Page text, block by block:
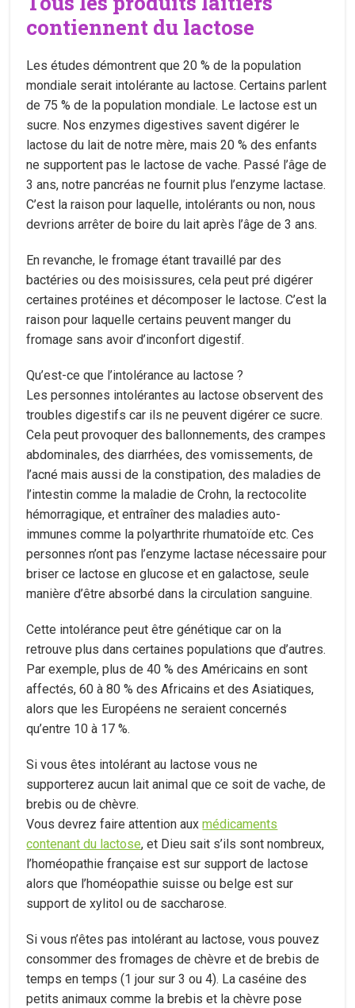
contiennent du lactose
Les études démontrent que 20 % de la population
mondiale serait intolérante au lactose. Certains parlent
de 75 % de la population mondiale. Le lactose est un
sucre. Nos enzymes digestives savent digérer le
lactose du lait de notre mère, mais 20 % des enfants
ne supportent pas le lactose de vache. Passé l’âge de
3 ans, notre pancréas ne fournit plus l’enzyme lactase.
C’est la raison pour laquelle, intolérants ou non, nous
devrions arrêter de boire du lait après l’âge de 3 ans.
En revanche, le fromage étant travaillé par des
bactéries ou des moisissures, cela peut pré digérer
certaines protéines et décomposer le lactose. C’est la
raison pour laquelle certains peuvent manger du
fromage sans avoir d’inconfort digestif.
Qu’est-ce que l’intolérance au lactose ?
Les personnes intolérantes au lactose observent des
troubles digestifs car ils ne peuvent digérer ce sucre.
Cela peut provoquer des ballonnements, des crampes
abdominales, des diarrhées, des vomissements, de
l’acné mais aussi de la constipation, des maladies de
l’intestin comme la maladie de Crohn, la rectocolite
hémorragique, et entraîner des maladies auto-
immunes comme la polyarthrite rhumatoïde etc. Ces
personnes n’ont pas l’enzyme lactase nécessaire pour
briser ce lactose en glucose et en galactose, seule
manière d’être absorbé dans la circulation sanguine.
Cette intolérance peut être génétique car on la
retrouve plus dans certaines populations que d’autres.
Par exemple, plus de 40 % des Américains en sont
affectés, 60 à 80 % des Africains et des Asiatiques,
alors que les Européens ne seraient concernés
qu’entre 10 à 17 %.
Si vous êtes intolérant au lactose vous ne
supporterez aucun lait animal que ce soit de vache, de
brebis ou de chèvre.
Vous devrez faire attention auxmédicaments
contenant du lactose, et Dieu sait s’ils sont nombreux,
l’homéopathie française est sur support de lactose
alors que l’homéopathie suisse ou belge est sur
support de xylitol ou de saccharose.
Si vous n’êtes pas intolérant au lactose, vous pouvez
consommer des fromages de chèvre et de brebis de
temps en temps (1 jour sur 3 ou 4). La caséine des
petits animaux comme la brebis et la chèvre pose